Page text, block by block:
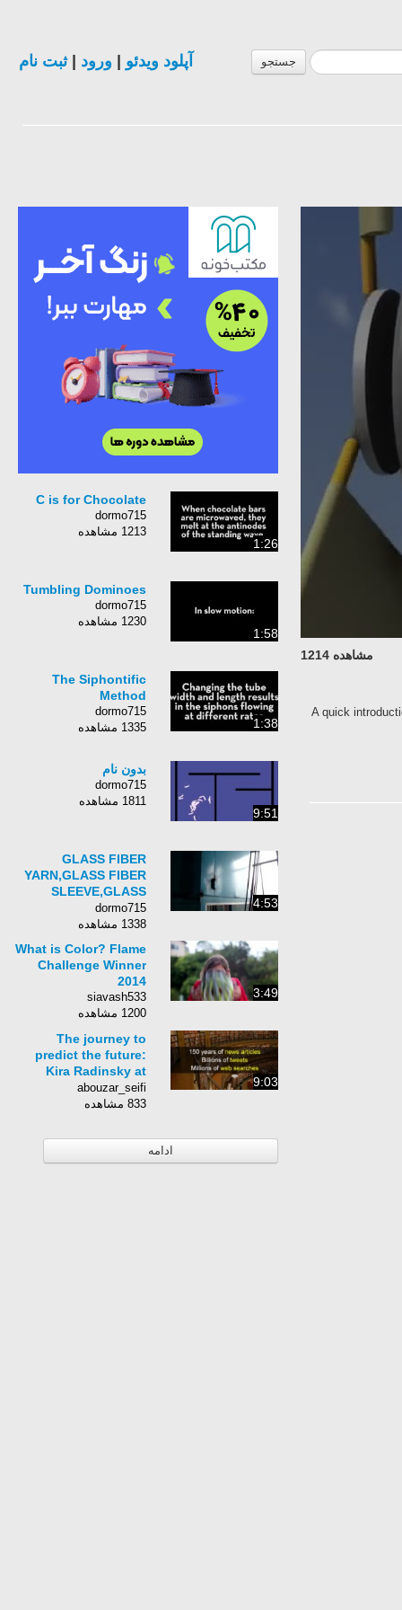
جستجو آپلود ویدئو ورود |ثبت نام
مشاهده 1214
A quick
1:26
C is for Chocolate
dormo715
1213 مشاهده
1:58
Tumbling Dominoes
dormo715
1230 مشاهده
1:38
The Siphontific
Method
dormo715
1335 مشاهده
9:51
بدون نام
dormo715
1811 مشاهده
4:53
GLASS FIBER
YARN,GLASS FIBER
SLEEVE,GLASS
FIBER SLEEVE
COATING MACHINE
dormo715
1338 مشاهده
3:49
What is Color? Flame
Challenge Winner
2014
siavash533
1200 مشاهده
9:03
The journey to
predict the future:
Kira Radinsky at
TEDxHiriya
abouzar_seifi
833 مشاهده
ادامه